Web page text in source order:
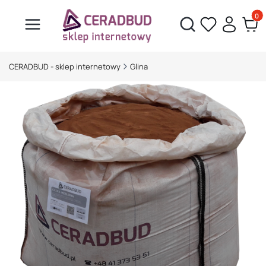
Otwórz wyszukiwarkę
CERADBUD - sklep internetowy Glina